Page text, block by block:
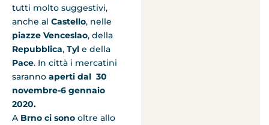
tutti molto suggestivi,
anche al Castello, nelle
piazze Venceslao, della
Repubblica, Tyl e della
Pace. In città i mercatini
saranno aperti dal 30
novembre-6 gennaio
2020.
A Brno ci sono oltre allo